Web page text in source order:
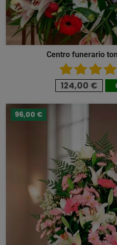
Centro funerario
124,00 €
96,00 €